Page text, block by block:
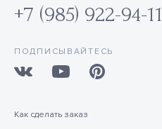
+7 (985) 922-94-11
ПОДПИСЫВАЙТЕСЬ
Как сделать заказ